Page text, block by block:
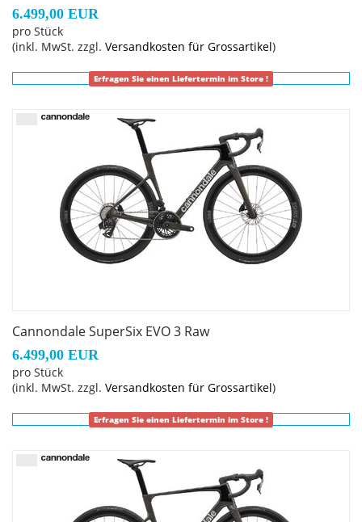
6.499,00 EUR
pro Stück
(inkl. MwSt. zzgl. Versandkosten für Grossartikel)
Erfragen Sie einen Liefertermin im Store !
Cannondale SuperSix EVO 3 Raw
6.499,00 EUR
pro Stück
(inkl. MwSt. zzgl. Versandkosten für Grossartikel)
Erfragen Sie einen Liefertermin im Store !